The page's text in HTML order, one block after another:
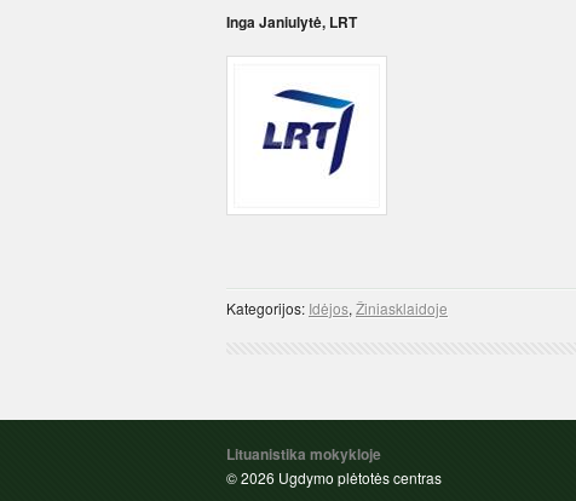
Inga Janiulytė, LRT
Kategorijos: Idėjos, Žiniasklaidoje
Lituanistika mokykloje
© 2026 Ugdymo plėtotės centras